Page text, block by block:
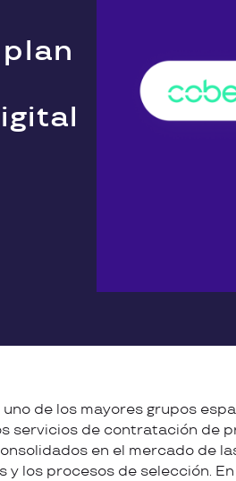
de los mayores grupos
servicios de contratación de
en el mercado de
los procesos de selección.